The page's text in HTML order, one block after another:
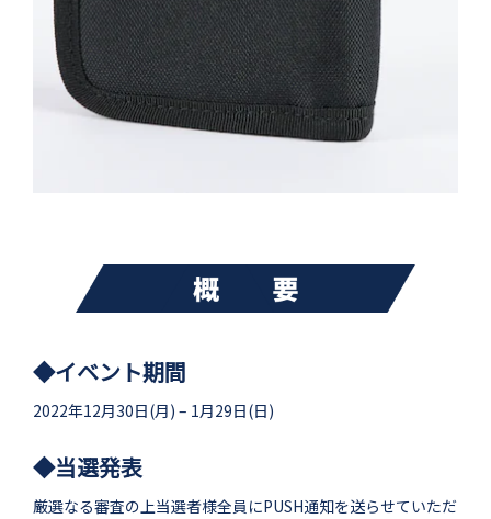
◆イベント期間
2022年12月30日(月) – 1月29日(日)
◆当選発表
厳選なる審査の上当選者様全員にPUSH通知を送らせていただ